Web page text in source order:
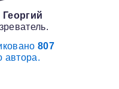
Георгий
807
автора.